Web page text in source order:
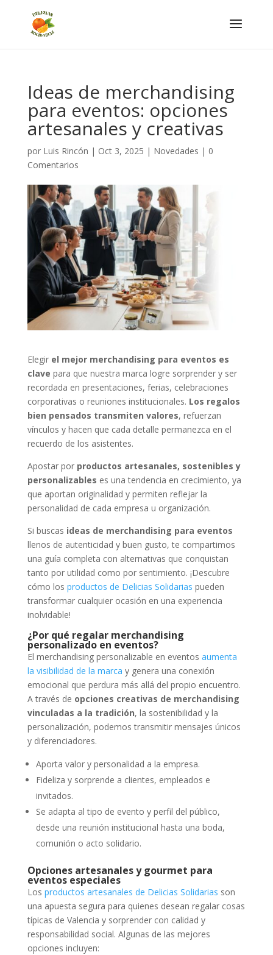
Ideas de merchandising
para eventos: opciones
artesanales y creativas
por Luis Rincón | Oct 3, 2025 | Novedades | 0
Comentarios
Elegirel mejor merchandising para eventos es
clave para que nuestra marca logre sorprender y ser
recordada en presentaciones, ferias, celebraciones
corporativas o reuniones institucionales. Los regalos
bien pensados transmiten valores, refuerzan
vínculos y hacen que cada detalle permanezca en el
recuerdo de los asistentes.
Apostar por productos artesanales, sostenibles y
personalizables es una tendencia en crecimiento, ya
que aportan originalidad y permiten reflejar la
personalidad de cada empresa u organización.
Si buscas ideas de merchandising para eventos
llenos de autenticidad y buen gusto, te compartimos
una guía completa con alternativas que conquistan
tanto por utilidad como por sentimiento. ¡Descubre
cómo los productos de Delicias Solidarias pueden
transformar cualquier ocasión en una experiencia
inolvidable!
¿Por qué regalar merchandising
personalizado en eventos?
El merchandising personalizable en eventos aumenta
la visibilidad de la marca y genera una conexión
emocional que perdura más allá del propio encuentro.
A través de opciones creativas de merchandising
vinculadas a la tradición, la sostenibilidad y la
personalización, podemos transmitir mensajes únicos
y diferenciadores.
Aporta valor y personalidad a la empresa.
Fideliza y sorprende a clientes, empleados e
invitados.
Se adapta al tipo de evento y perfil del público,
desde una reunión institucional hasta una boda,
comunión o acto solidario.
Opciones artesanales y gourmet para
eventos especiales
Los productos artesanales de Delicias Solidarias son
una apuesta segura para quienes desean regalar cosas
típicas de Valencia y sorprender con calidad y
responsabilidad social. Algunas de las mejores
opciones incluyen: